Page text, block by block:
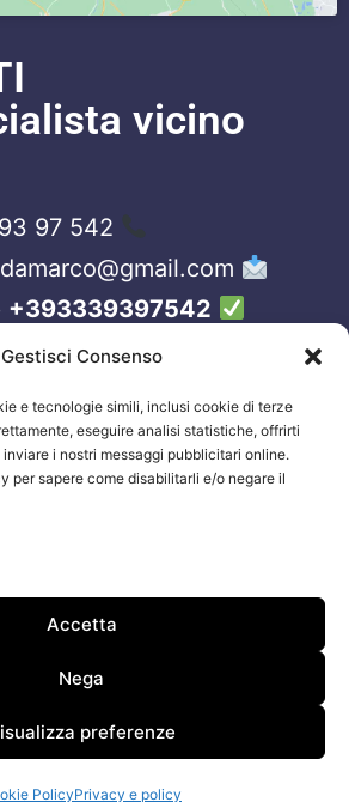
Gestisci Consenso
e tecnologie simili, inclusi cookie di terze
eseguire analisi statistiche, offrirti
i nostri messaggi pubblicitari online.
per sapere come disabilitarli e/o negare il
Accetta
Nega
preferenze
PolicyPrivacy e policy
vicino
97 542
+393339397542
UFFICI
– 19:00
e online sui nostri social.
anche fuori gli orari
email.
riceve solo su appuntamento.